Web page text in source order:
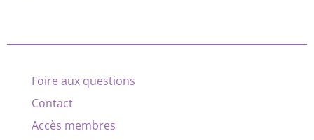
Foire aux questions
Contact
Accès membres